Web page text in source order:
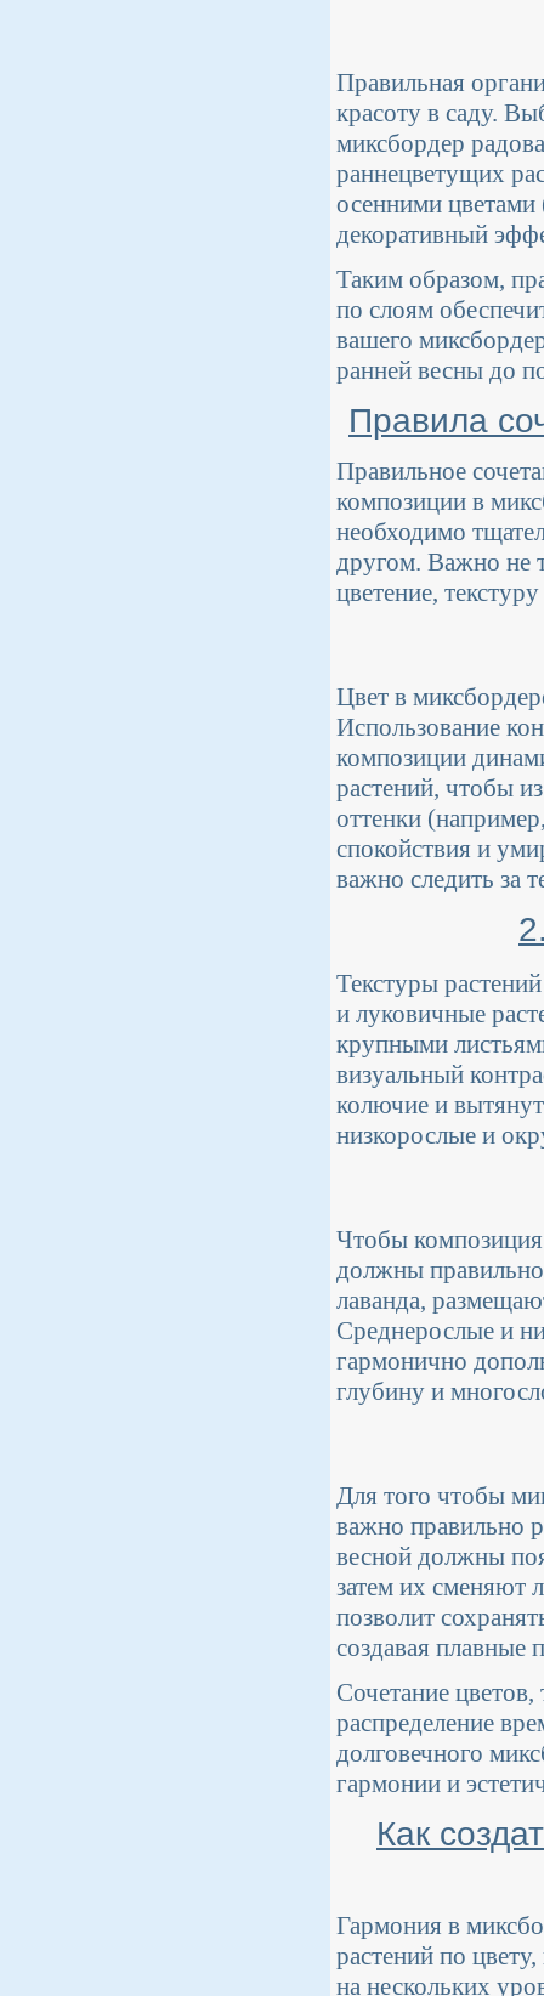
Правильная
красоту в саду.
миксбордер
раннецветущих
осенними цветами
декоративный
Таким образом,
по слоям
вашего
ранней весны до
Правила
Правильное
композиции в
необходимо
другом. Важно не
цветение,
Цвет в
Использование
композиции
растений, чтобы
оттенки
спокойствия и
важно следить за
Текстуры
и луковичные
крупными
визуальный
колючие и
низкорослые и
Чтобы композиция
должны правильно
лаванда,
Среднерослые и
гармонично
глубину и
Для того чтобы
важно правильно
весной должны
затем их сменяют
позволит
создавая плавные
Сочетание
распределение
долговечного
гармонии и
Как
Гармония в
растений по
на нескольких